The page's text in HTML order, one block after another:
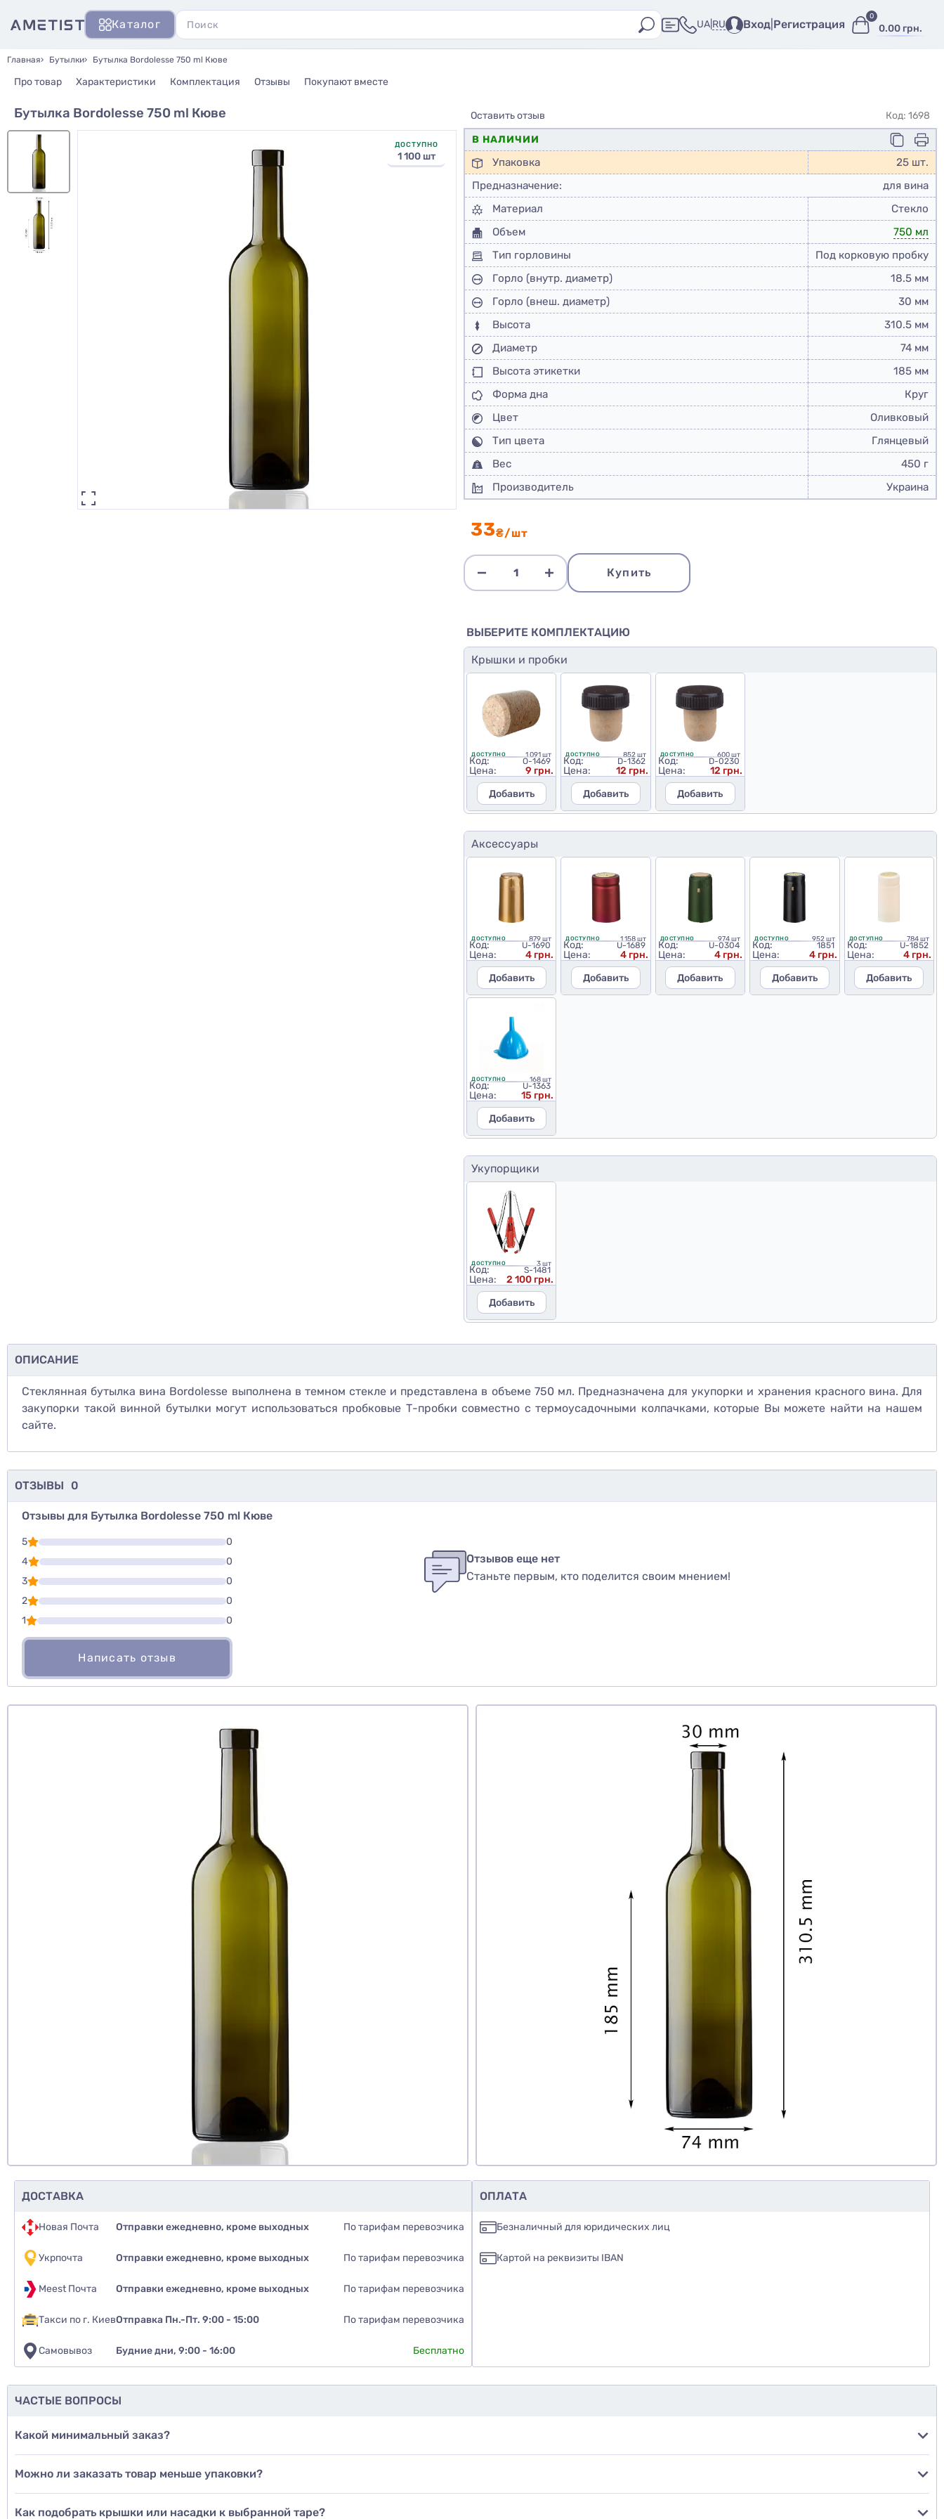
Каталог UA RU Вход Регистрация 0.00 грн.
0
Главная Бутылки Бутылка Bordolesse 750 ml Кюве
Про товар Характеристики Комплектация Отзывы Покупают вместе
Бутылка Bordolesse 750 ml Кюве
ДОСТУПНО
1 100 шт
33₴/шт
Купить
Оставить отзыв
Код: 1698
В НАЛИЧИИ
Упаковка
25 шт.
Предназначение:
для вина
Материал
Стекло
Объем
750 мл
Тип горловины
Под корковую пробку
Горло (внутр. диаметр)
18.5 мм
Горло (внеш. диаметр)
30 мм
Высота
310.5 мм
Диаметр
74 мм
Высота этикетки
185 мм
Форма дна
Круг
Цвет
Оливковый
Тип цвета
Глянцевый
Вес
450 г
Производитель
Украина
ВЫБЕРИТЕ КОМПЛЕКТАЦИЮ
Крышки и пробки
ДОСТУПНО 1 091 шт
Код: O-1469
Цена:
9 грн.
Добавить
ДОСТУПНО 852 шт
Код: D-1362
Цена:
12 грн.
Добавить
ДОСТУПНО 600 шт
Код: D-0230
Цена:
12 грн.
Добавить
Аксессуары
ДОСТУПНО 879 шт
Код: U-1690
Цена:
4 грн.
Добавить
ДОСТУПНО 1 158 шт
Код: U-1689
Цена:
4 грн.
Добавить
ДОСТУПНО 974 шт
Код: U-0304
Цена:
4 грн.
Добавить
ДОСТУПНО 952 шт
Код: 1851
Цена:
4 грн.
Добавить
ДОСТУПНО 784 шт
Код: U-1852
Цена:
4 грн.
Добавить
ДОСТУПНО 168 шт
Код: U-1363
Цена:
15 грн.
Добавить
Укупорщики
ДОСТУПНО 3 шт
Код: S-1481
Цена:
2 100 грн.
Добавить
ОПИСАНИЕ
Стеклянная бутылка вина Bordolesse выполнена в темном стекле и представлена в объеме 750 мл. Предназначена для укупорки и хранения красного вина. Для
закупорки такой винной бутылки могут использоваться пробковые Т-пробки совместно с термоусадочными колпачками, которые Вы можете найти на нашем
сайте.
ОТЗЫВЫ 0
Отзывы для Бутылка Bordolesse 750 ml Кюве
5
0
4
0
3
0
2
0
1
0
Написать отзыв
Рекомендуете ли вы этот товар
да
Отзывов еще нет
Станьте первым, кто поделится своим мнением!
ДОСТАВКА
Новая Почта Отправки ежедневно, кроме выходных По тарифам перевозчика
Укрпочта Отправки ежедневно, кроме выходных По тарифам перевозчика
Meest Почта Отправки ежедневно, кроме выходных По тарифам перевозчика
Такси по г. КиевОтправка Пн.-Пт. 9:00 - 15:00 По тарифам перевозчика
Самовывоз Будние дни, 9:00 - 16:00 Бесплатно
ОПЛАТА
Безналичный для юридических лиц
Картой на реквизиты IBAN
ЧАСТЫЕ ВОПРОСЫ
Какой минимальный заказ?
Можно ли заказать товар меньше упаковки?
Как подобрать крышки или насадки к выбранной таре?